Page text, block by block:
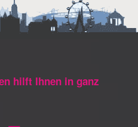
hilft Ihnen in ganz